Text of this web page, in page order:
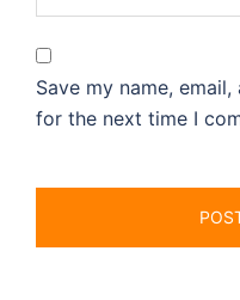
Save my name,
for the next time I